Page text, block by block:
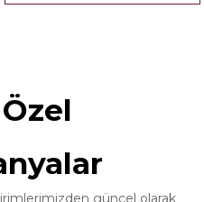
güncel olarak